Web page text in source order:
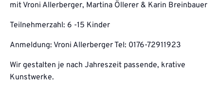
mit Vroni Allerberger, Martina Öllerer & Karin Breinbauer
Teilnehmerzahl: 6 -15 Kinder
Anmeldung: Vroni Allerberger Tel: 0176-72911923
Wir gestalten je nach Jahreszeit passende, krative
Kunstwerke.